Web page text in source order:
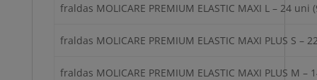
fraldas MOLICARE PREMIUM ELASTIC MAXI L – 24 uni
fraldas MOLICARE PREMIUM ELASTIC MAXI PLUS S –
fraldas MOLICARE PREMIUM ELASTIC MAXI PLUS M –